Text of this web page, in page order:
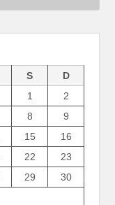
S
D
1
2
8
9
15
16
22
23
29
30